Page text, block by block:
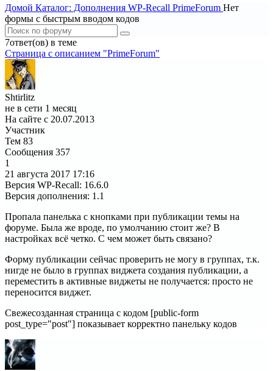
Домой Каталог: Дополнения WP-Recall PrimeForum Нет
формы с быстрым вводом кодов
7ответ(ов) в теме
Страница c описанием "PrimeForum"
Shtirlitz
не в сети 1 месяц
На сайте с 20.07.2013
Участник
Тем 83
Сообщения 357
1
21 августа 2017 17:16
Версия WP-Recall: 16.6.0
Версия дополнения: 1.1
Пропала панелька с кнопками при публикации темы на
форуме. Была же вроде, по умолчанию стоит же? В
настройках всё четко. С чем может быть связано?
Форму публикации сейчас проверить не могу в группах, т.к.
нигде не было в группах виджета создания публикации, а
переместить в активные виджеты не получается: просто не
переносится виджет.
Свежесозданная страница с кодом [public-form
post_type="post"] показывает корректно панельку кодов